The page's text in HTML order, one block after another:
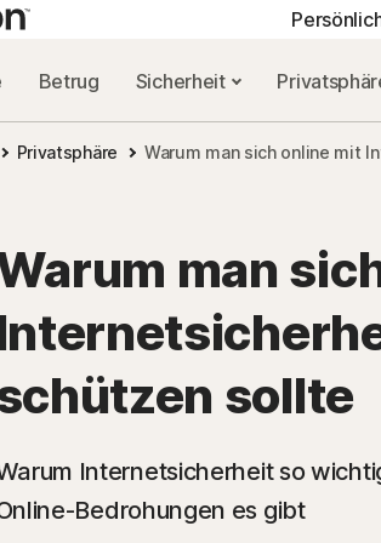
ALL-IN-ONE-
Norton 360
Norton 360 Deluxe
Norton 360
NORTON-BLOG
Betrug Sicherheit
Privatsphäre Warum man sich online mit
man
sollte
Internetsicherheit so
Bedrohungen es gibt